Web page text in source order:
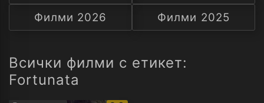
А
Филми 2026
Филми 2025
Всички филми с етикет:
Fortunata